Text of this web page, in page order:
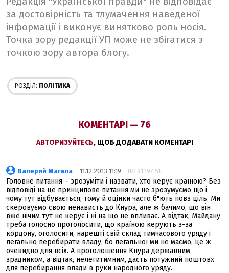
за достовірність та тлумачення наведеної
інформації і виконує винятково роль носія.
Точка зору редакції УП може не збігатися з
точкою зору автора блогу.
РОЗДІЛ: ПОЛІТИКА
КОМЕНТАРІ — 76
АВТОРИЗУЙТЕСЬ, ЩОБ ДОДАВАТИ КОМЕНТАРІ
Валерий Магала _ 11.12.2013 11:19 IP: 91.197.51.---
Головне питання – зрозуміти і назвати, хто керує країною? Без
відповіді на це принципове питання ми не зрозумуємо що і
чому тут відбувається, тому й оцінки часто б"ють повз ціль. Ми
скеровуємо свою ненависть до Кнура, але ж бачимо, що він
вже нічим тут не керує і ні на що не впливає. А відтак, Майдану
треба голосно проголосити, що країною керують з-за
кордону, оголосити, нарешті свій склад тимчасового уряду і
легально перебирати владу, бо легальної ми не маємо, це ж
очевидно для всіх. А проголошення Кнура державним
зрадником, а відтак, нелегитимним, дасть потужний поштовх
для перебирання влади в руки народного уряду.